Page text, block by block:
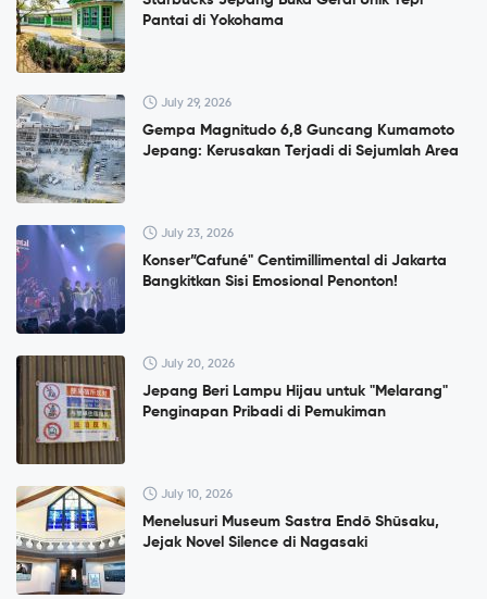
Pantai di Yokohama
July 29, 2026
Gempa Magnitudo 6,8 Guncang Kumamoto
Jepang: Kerusakan Terjadi di Sejumlah Area
July 23, 2026
Konser”Cafuné" Centimillimental di Jakarta
Bangkitkan Sisi Emosional Penonton!
July 20, 2026
Jepang Beri Lampu Hijau untuk "Melarang"
Penginapan Pribadi di Pemukiman
July 10, 2026
Menelusuri Museum Sastra Endō Shūsaku,
Jejak Novel Silence di Nagasaki